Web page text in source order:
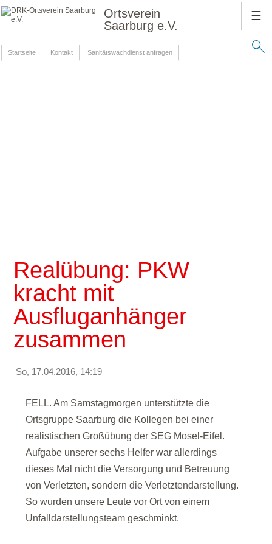
Ortsverein
Saarburg e.V.
Startseite Kontakt Sanitätswachdienst anfragen
☰
Realübung: PKW
kracht mit
Ausfluganhänger
zusammen
So, 17.04.2016, 14:19
FELL. Am Samstagmorgen unterstützte die
Ortsgruppe Saarburg die Kollegen bei einer
realistischen Großübung der SEG Mosel-Eifel.
Aufgabe unserer sechs Helfer war allerdings
dieses Mal nicht die Versorgung und Betreuung
von Verletzten, sondern die Verletztendarstellung.
So wurden unsere Leute vor Ort von einem
Unfalldarstellungsteam geschminkt.